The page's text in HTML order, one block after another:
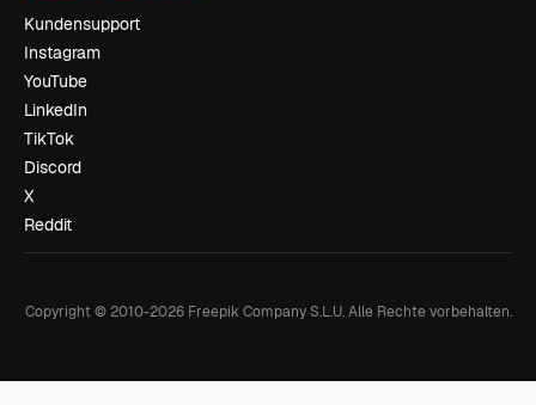
Kundensupport
Instagram
YouTube
LinkedIn
TikTok
Discord
X
Reddit
Copyright © 2010-2026Freepik Company S.L.U. Alle Rechte vorbehalten.